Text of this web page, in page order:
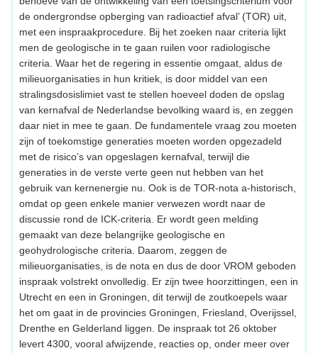
de ondergrondse opberging van radioactief afval’ (TOR) uit,
met een inspraakprocedure. Bij het zoeken naar criteria lijkt
men de geologische in te gaan ruilen voor radiologische
criteria. Waar het de regering in essentie omgaat, aldus de
milieuorganisaties in hun kritiek, is door middel van een
stralingsdosislimiet vast te stellen hoeveel doden de opslag
van kernafval de Nederlandse bevolking waard is, en zeggen
daar niet in mee te gaan. De fundamentele vraag zou moeten
zijn of toekomstige generaties moeten worden opgezadeld
met de risico’s van opgeslagen kernafval, terwijl die
generaties in de verste verte geen nut hebben van het
gebruik van kernenergie nu. Ook is de TOR-nota a-historisch,
omdat op geen enkele manier verwezen wordt naar de
discussie rond de ICK-criteria. Er wordt geen melding
gemaakt van deze belangrijke geologische en
geohydrologische criteria. Daarom, zeggen de
milieuorganisaties, is de nota en dus de door VROM geboden
inspraak volstrekt onvolledig. Er zijn twee hoorzittingen, een in
Utrecht en een in Groningen, dit terwijl de zoutkoepels waar
het om gaat in de provincies Groningen, Friesland, Overijssel,
Drenthe en Gelderland liggen. De inspraak tot 26 oktober
levert 4300, vooral afwijzende, reacties op, onder meer over